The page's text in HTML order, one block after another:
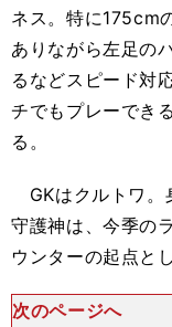
ネス。特に175cm
ありながら左足の
るなどスピード対
チでもプレーでき
る。
GKはクルトワ。
守護神は、今季の
ウンターの起点と
次のページへ